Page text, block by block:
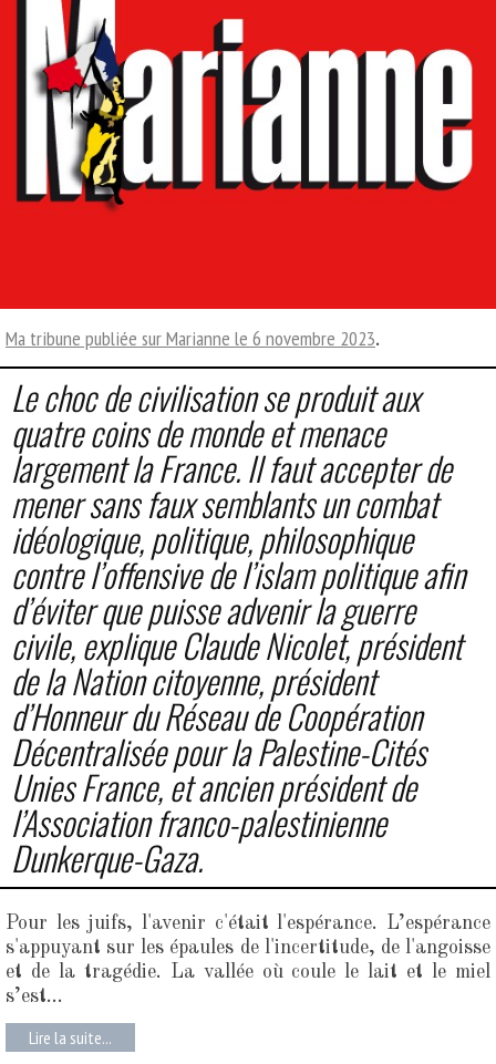
Ma tribune publiée sur Marianne le 6 novembre 2023.
Le choc de civilisation se produit aux
quatre coins de monde et menace
largement la France. Il faut accepter de
mener sans faux semblants un combat
idéologique, politique, philosophique
contre l’offensive de l’islam politique afin
d’éviter que puisse advenir la guerre
civile, explique Claude Nicolet, président
de la Nation citoyenne, président
d’Honneur du Réseau de Coopération
Décentralisée pour la Palestine-Cités
Unies France, et ancien président de
l’Association franco-palestinienne
Dunkerque-Gaza.
Pour les juifs, l'avenir c'était l'espérance. L’espérance
s'appuyant sur les épaules de l'incertitude, de l'angoisse
et de la tragédie. La vallée où coule le lait et le miel
s’est...
Lire la suite...